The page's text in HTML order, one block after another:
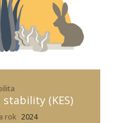
(KES)
rok 2024